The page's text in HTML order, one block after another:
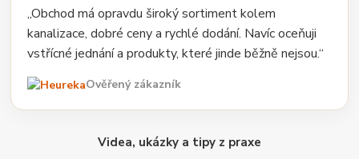
„Obchod má opravdu široký sortiment kolem
kanalizace, dobré ceny a rychlé dodání. Navíc oceňuji
vstřícné jednání a produkty, které jinde běžně nejsou.“
Ověřený zákazník
Videa, ukázky a tipy z praxe